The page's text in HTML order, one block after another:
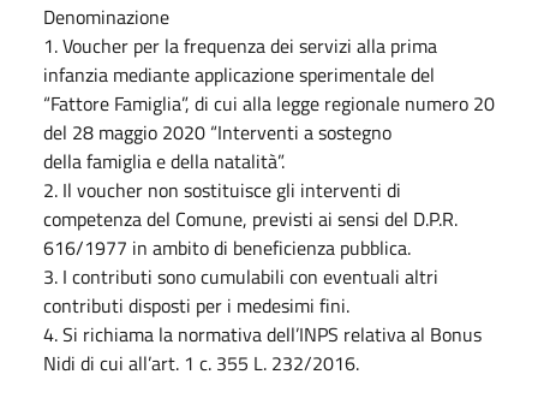
Denominazione
1.Voucher per la frequenza dei servizi alla prima
infanzia mediante applicazione sperimentale del
“Fattore Famiglia”, di cui alla legge regionale numero 20
del 28 maggio 2020 “Interventi a sostegno
della famiglia e della natalità”.
2. Il voucher non sostituisce gli interventi di
competenza del Comune, previsti ai sensi del D.P.R.
616/1977 in ambito di beneficienza pubblica.
3. I contributi sono cumulabili con eventuali altri
contributi disposti per i medesimi fini.
4.Si richiama la normativa dell’INPS relativa al Bonus
Nidi di cui all’art. 1 c. 355 L. 232/2016.